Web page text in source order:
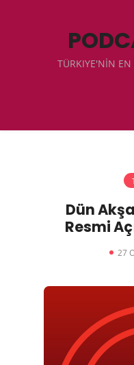
TÜRKIYE'NİN EN
Dün
Resmi
27